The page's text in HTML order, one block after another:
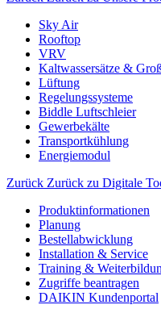
Sky Air
Rooftop
VRV
Kaltwassersätze &
Lüftung
Regelungssysteme
Biddle Luftschleier
Gewerbekälte
Transportkühlung
Energiemodul
Zurück Zurück zu Digitale
Produktinformationen
Planung
Bestellabwicklung
Installation & Service
Training &
Zugriffe beantragen
DAIKIN Kundenportal